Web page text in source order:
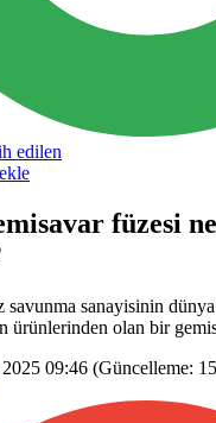
edilen
füzesi
savunma sanayisinin
ürünlerinden olan bir
09:46 (Güncelleme: